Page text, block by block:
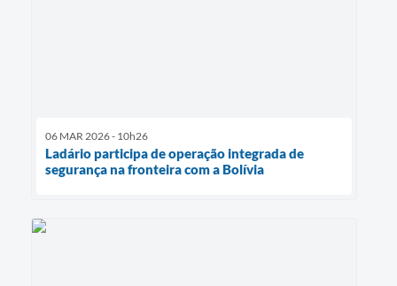
06 MAR 2026 - 10h26
Ladário participa de operação integrada de
segurança na fronteira com a Bolívia